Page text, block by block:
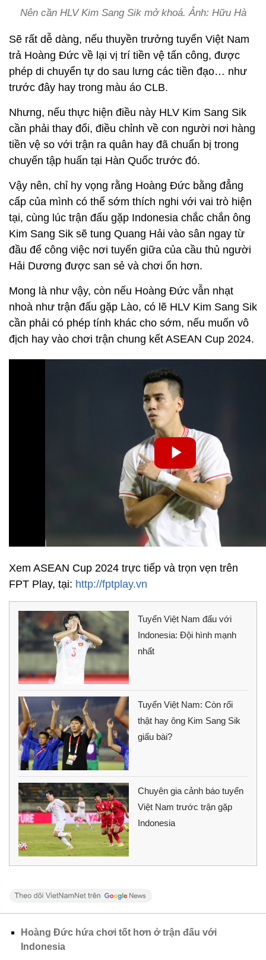
Nên cần HLV Kim Sang Sik mở khoá. Ảnh: Hữu Hà
Sẽ rất dễ dàng, nếu thuyền trưởng tuyển Việt Nam
trả Hoàng Đức về lại vị trí tiền vệ tấn công, được
phép di chuyển tự do sau lưng các tiền đạo… như
trước đây hay trong màu áo CLB.
Nhưng, nếu thực hiện điều này HLV Kim Sang Sik
cần phải thay đổi, điều chỉnh về con người nơi hàng
tiền vệ so với trận ra quân hay đã chuẩn bị trong
chuyến tập huấn tại Hàn Quốc trước đó.
Vậy nên, chỉ hy vọng rằng Hoàng Đức bằng đẳng
cấp của mình có thể sớm thích nghi với vai trò hiện
tại, cùng lúc trận đấu gặp Indonesia chắc chắn ông
Kim Sang Sik sẽ tung Quang Hải vào sân ngay từ
đầu để công việc nơi tuyến giữa của cầu thủ người
Hải Dương được san sẻ và chơi ổn hơn.
Mong là như vậy, còn nếu Hoàng Đức vẫn nhạt
nhoà như trận đấu gặp Lào, có lẽ HLV Kim Sang Sik
cần phải có phép tính khác cho sớm, nếu muốn vô
địch hay vào chơi trận chung kết ASEAN Cup 2024.
Xem ASEAN Cup 2024 trực tiếp và trọn vẹn trên
FPT Play, tại: http://fptplay.vn
Tuyển Việt Nam đấu với
Indonesia: Đội hình mạnh
nhất
Tuyển Việt Nam: Còn rối
thật hay ông Kim Sang Sik
giấu bài?
Chuyên gia cảnh báo tuyển
Việt Nam trước trận gặp
Indonesia
Hoàng Đức hứa chơi tốt hơn ở trận đấu với
Indonesia